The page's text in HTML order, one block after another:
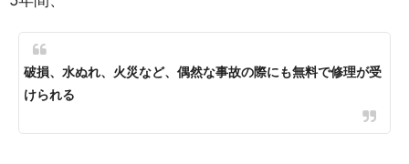
破損、水ぬれ、火災など、偶然な事故の際にも無料で修理が受
けられる